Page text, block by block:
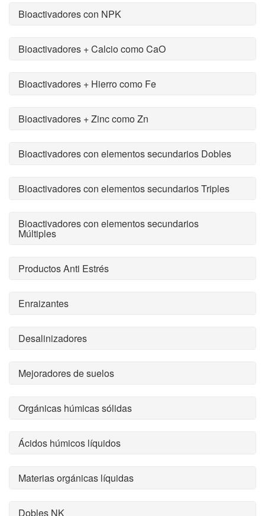
Bioactivadores con NPK
Bioactivadores + Calcio como CaO
Bioactivadores + Hierro como Fe
Bioactivadores + Zinc como Zn
Bioactivadores con elementos secundarios Dobles
Bioactivadores con elementos secundarios Triples
Bioactivadores con elementos secundarios
Múltiples
Productos Anti Estrés
Enraizantes
Desalinizadores
Mejoradores de suelos
Orgánicas húmicas sólidas
Ácidos húmicos líquidos
Materias orgánicas líquidas
Dobles NK